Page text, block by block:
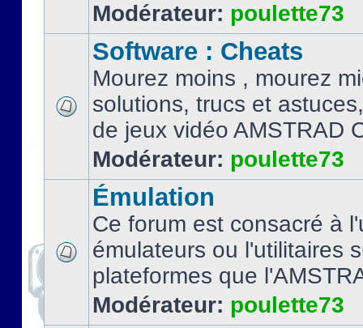
Modérateur: poulette73
Software : Cheats
Mourez moins , mourez
solutions, trucs et
de jeux vidéo AMSTRAD
Modérateur: poulette73
Émulation
Ce forum est consacré à
émulateurs ou l'utilitaires
plateformes que
Modérateur: poulette73